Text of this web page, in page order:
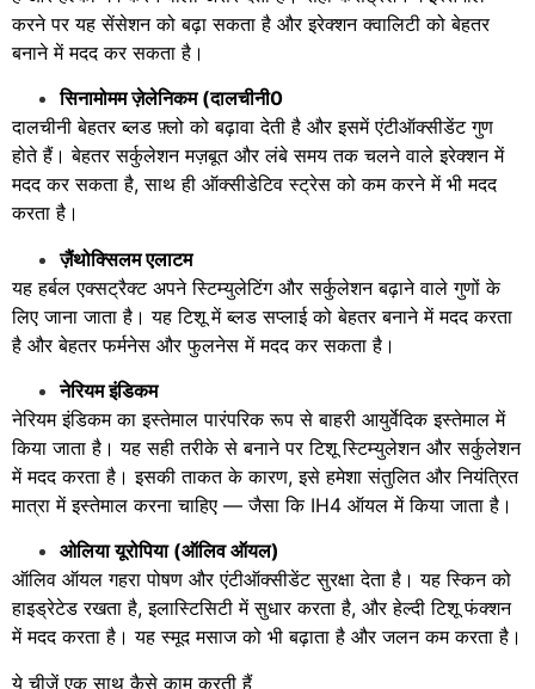
करने पर यह सेंसेशन को बढ़ा सकता है और इरेक्शन क्वालिटी को बेहतर
बनाने में मदद कर सकता है।
सिनामोमम ज़ेलेनिकम (दालचीनी0
दालचीनी बेहतर ब्लड फ़्लो को बढ़ावा देती है और इसमें एंटीऑक्सीडेंट गुण
होते हैं। बेहतर सर्कुलेशन मज़बूत और लंबे समय तक चलने वाले इरेक्शन में
मदद कर सकता है, साथ ही ऑक्सीडेटिव स्ट्रेस को कम करने में भी मदद
करता है।
ज़ैंथोक्सिलम एलाटम
यह हर्बल एक्सट्रैक्ट अपने स्टिम्युलेटिंग और सर्कुलेशन बढ़ाने वाले गुणों के
लिए जाना जाता है। यह टिशू में ब्लड सप्लाई को बेहतर बनाने में मदद करता
है और बेहतर फर्मनेस और फुलनेस में मदद कर सकता है।
नेरियम इंडिकम
नेरियम इंडिकम का इस्तेमाल पारंपरिक रूप से बाहरी आयुर्वेदिक इस्तेमाल में
किया जाता है। यह सही तरीके से बनाने पर टिशू स्टिम्युलेशन और सर्कुलेशन
में मदद करता है। इसकी ताकत के कारण, इसे हमेशा संतुलित और नियंत्रित
मात्रा में इस्तेमाल करना चाहिए — जैसा कि IH4 ऑयल में किया जाता है।
ओलिया यूरोपिया (ऑलिव ऑयल)
ऑलिव ऑयल गहरा पोषण और एंटीऑक्सीडेंट सुरक्षा देता है। यह स्किन को
हाइड्रेटेड रखता है, इलास्टिसिटी में सुधार करता है, और हेल्दी टिशू फंक्शन
में मदद करता है। यह स्मूद मसाज को भी बढ़ाता है और जलन कम करता है।
ये चीज़ें एक साथ कैसे काम करती हैं